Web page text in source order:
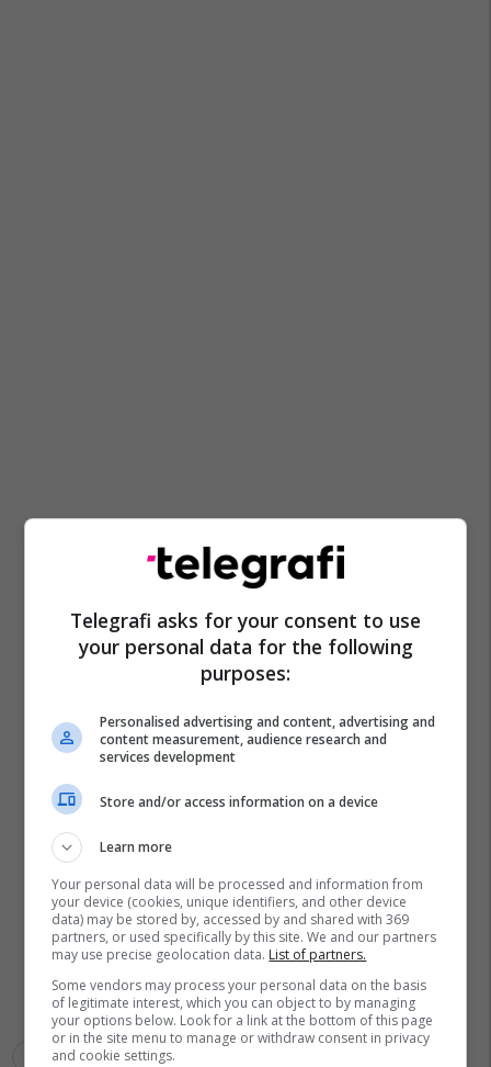
Zgjedhjet Presidenciale Në Shba
Telegrafi asks for your consent to use
your personal data for the following
purposes:
Personalised advertising and content, advertising and
content measurement, audience research and
services development
Store and/or access information on a device
Learn more
Your personal data will be processed and information from
your device (cookies, unique identifiers, and other device
data) may be stored by, accessed by and shared with 369
partners, or used specifically by this site. We and our partners
may use precise geolocation data. List of partners.
Some vendors may process your personal data on the basis
of legitimate interest, which you can object to by managing
your options below. Look for a link at the bottom of this page
or in the site menu to manage or withdraw consent in privacy
and cookie settings.